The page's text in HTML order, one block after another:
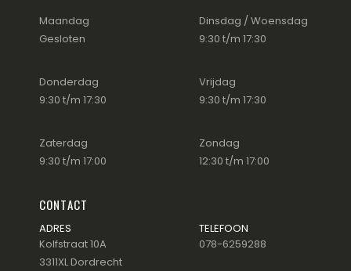
Maandag
Gesloten
Dinsdag / Woensdag
9:30 t/m 17:30
Donderdag
9:30 t/m 17:30
Vrijdag
9:30 t/m 17:30
Zaterdag
9:30 t/m 17:00
Zondag
12:30 t/m 17:00
CONTACT
ADRES
Kolfstraat 10A
3311XL Dordrecht
TELEFOON
078-6259288